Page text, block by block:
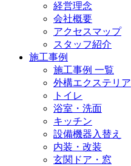
経営理念
会社概要
アクセスマップ
スタッフ紹介
施工事例
施工事例 一覧
外構エクステリア
トイレ
浴室・洗面
キッチン
設備機器入替え
内装・改装
玄関ドア・窓